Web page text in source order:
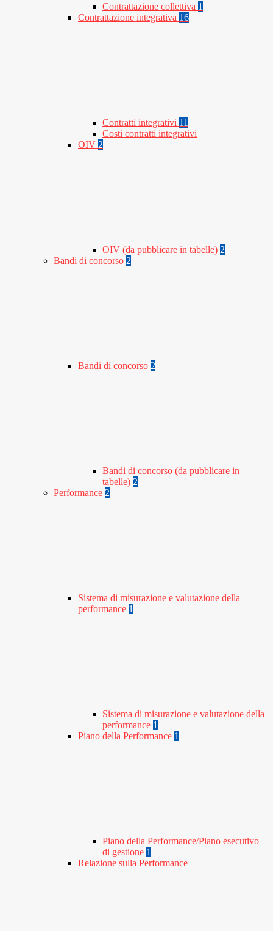
Contrattazione collettiva 1
Contrattazione integrativa 16
Contratti integrativi 11
Costi contratti integrativi
OIV 2
OIV (da pubblicare in tabelle) 2
Bandi di concorso 2
Bandi di concorso 2
Bandi di concorso (da pubblicare in
tabelle) 2
Performance 2
Sistema di misurazione e valutazione della
performance 1
Sistema di misurazione e valutazione della
performance 1
Piano della Performance 1
Piano della Performance/Piano esecutivo
di gestione 1
Relazione sulla Performance